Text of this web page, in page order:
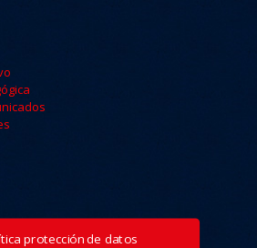
protección de datos